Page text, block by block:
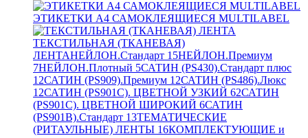
ЭТИКЕТКИ А4 САМОКЛЕЯЩИЕСЯ MULTILABEL
ТЕКСТИЛЬНАЯ (ТКАНЕВАЯ)
ЛЕНТАНЕЙЛОН.Стандарт 15НЕЙЛОН.Премиум
7НЕЙЛОН.Плотный 5САТИН (PS430).Стандарт плюс
12САТИН (PS909).Премиум 12САТИН (PS486).Люкс
12САТИН (PS901C). ЦВЕТНОЙ УЗКИЙ 62САТИН
(PS901C). ЦВЕТНОЙ ШИРОКИЙ 6САТИН
(PS901B).Стандарт 13ТЕМАТИЧЕСКИЕ
(РИТАУЛЬНЫЕ) ЛЕНТЫ 16КОМПЛЕКТУЮЩИЕ и